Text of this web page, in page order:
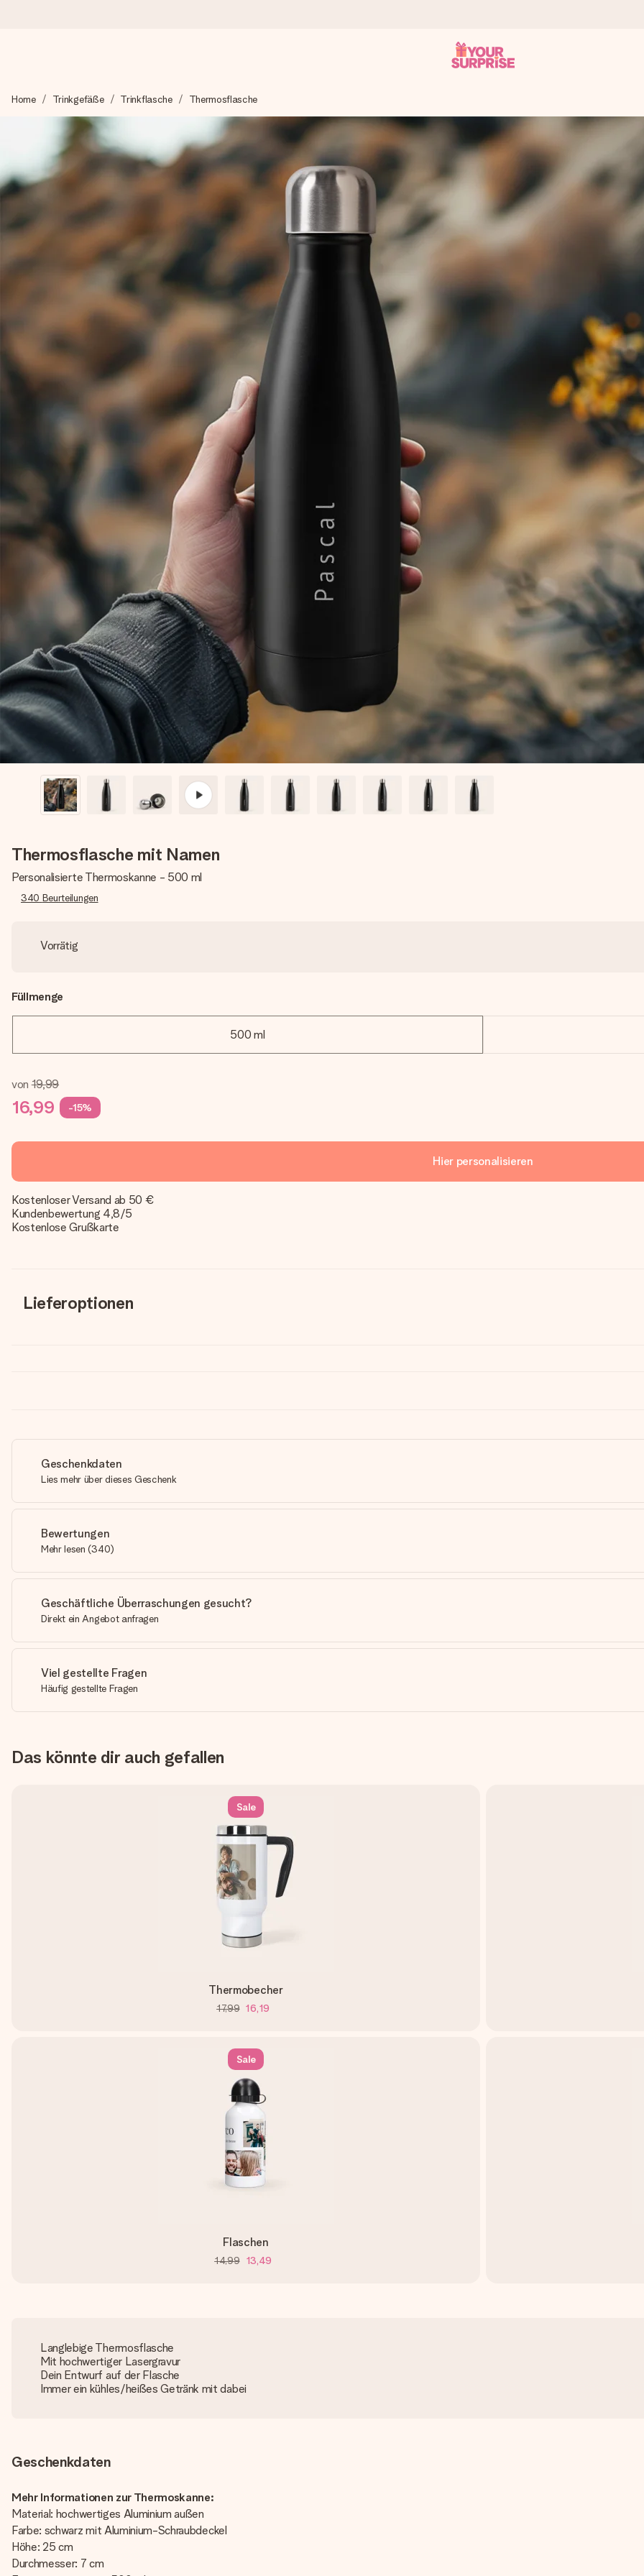
Wir bereiten dein Geschenk sorgfältig vor und schicken es blitzschnell – damit du es genau zum richtigen Zeitpunkt überreichen
zählt.
4,8 (basierend auf +15.000 Bewertungen)
Unsere Geschenke begeistern. Kunden bewerten uns mit 4,8 bei Google Reviews (Gesamtergebnis aller Länder, in die wir
+49 39292 929695
Montag - Freitag : 8:30 - 17:00 Uhr
Samstag - Sonntag : 8:30 - 13:00 Uhr
Home Trinkgefäße Trinkflasche Thermosflasche
Thermosflasche mit Namen
Personalisierte Thermoskanne - 500 ml
340 Beurteilungen
Vorrätig
Füllmenge
500 ml
von 19,99
16,99 -15%
Hier personalisieren
Kostenloser Versand ab 50 €
Kundenbewertung 4,8/5
Kostenlose Grußkarte
Lieferoptionen
Geschenkdaten
Lies mehr über dieses Geschenk
Bewertungen
Mehr lesen (340)
Geschäftliche Überraschungen gesucht?
Direkt ein Angebot anfragen
Viel gestellte Fragen
Häufig gestellte Fragen
Das könnte dir auch gefallen
Sale
Thermobecher
17,99 16,19
Sale
Flaschen
14,99 13,49
Langlebige Thermosflasche
Mit hochwertiger Lasergravur
Dein Entwurf auf der Flasche
Immer ein kühles/heißes Getränk mit dabei
Geschenkdaten
Mehr Informationen zur Thermoskanne:
Material: hochwertiges Aluminium außen
Farbe: schwarz mit Aluminium-Schraubdeckel
Höhe: 25 cm
Durchmesser: 7 cm